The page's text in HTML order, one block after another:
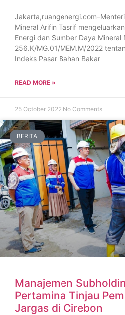
Mineral Arifin Tasrif
Energi dan Sumber Daya Mineral
256.K/MG.01/MEM.M/2022
Indeks Pasar Bahan Bakar
READ MORE »
25 October 2022 No Comments
BERITA
Manajemen
Pertamina Tinjau
Jargas di Cirebon